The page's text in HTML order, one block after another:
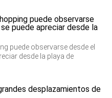
puede observarse desde el
desde la playa de